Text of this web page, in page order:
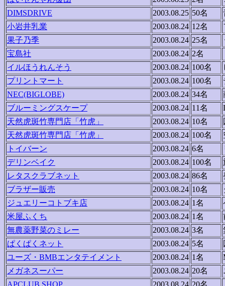
DIMSDRIVE
2003.08.25 50名
小岩井乳業
2003.08.24 12名
果子乃季
2003.08.24 25名
宝島社
2003.08.24 2名
イルほうれんそう
2003.08.24 100名
プリントマート
2003.08.24 100名
NEC(BIGLOBE)
2003.08.24 34名
ブルーミングスケープ
2003.08.24 11名
天然虎斑竹専門店「竹虎」
2003.08.24 10名
天然虎斑竹専門店「竹虎」
2003.08.24 100名
トイバーン
2003.08.24 6名
デリンベイク
2003.08.24 100名
レタスクラブネット
2003.08.24 86名
ブラザー販売
2003.08.24 10名
ジュエリーコトブキ店
2003.08.24 1名
米屋ふくち
2003.08.24 1名
無農薬野菜のミレー
2003.08.24 3名
ぱくぱくネット
2003.08.24 5名
ユーズ・BMBエンタテイメント
2003.08.24 1名
メガネスーパー
2003.08.24 20名
APCLUB SHOP
2003.08.24 20名